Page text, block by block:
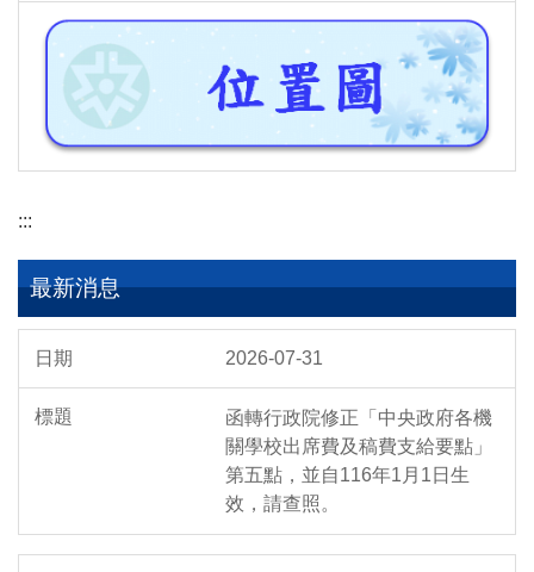
:::
最新消息
2026-07-31
函轉行政院修正「中央政府各機
關學校出席費及稿費支給要點」
第五點，並自116年1月1日生
效，請查照。